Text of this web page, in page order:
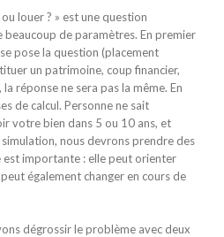
louer ? » est une question
beaucoup de paramètres. En premier
pose la question (placement
un patrimoine, coup financier,
réponse ne sera pas la même. En
de calcul. Personne ne sait
votre bien dans 5 ou 10 ans, et
nous devrons prendre des
est importante : elle peut orienter
également changer en cours de
dégrossir le problème avec deux